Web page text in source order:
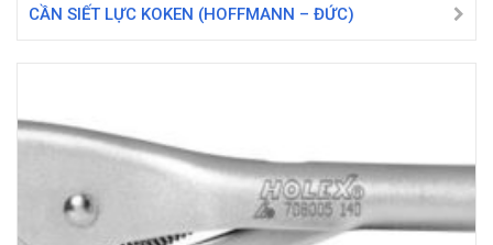
CẦN SIẾT LỰC KOKEN (HOFFMANN – ĐỨC)